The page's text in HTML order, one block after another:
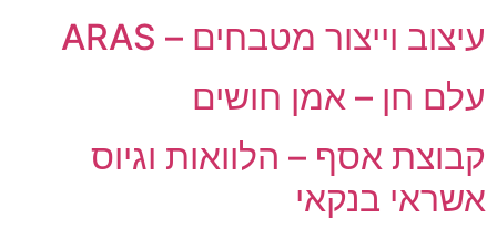
עיצוב וייצור מטבחים – ARAS
עלם חן – אמן חושים
קבוצת אסף – הלוואות וגיוס
אשראי בנקאי